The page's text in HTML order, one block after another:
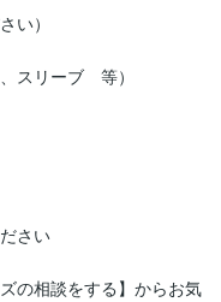
い）
スリーブ　等）
さい
の相談をする】からお気